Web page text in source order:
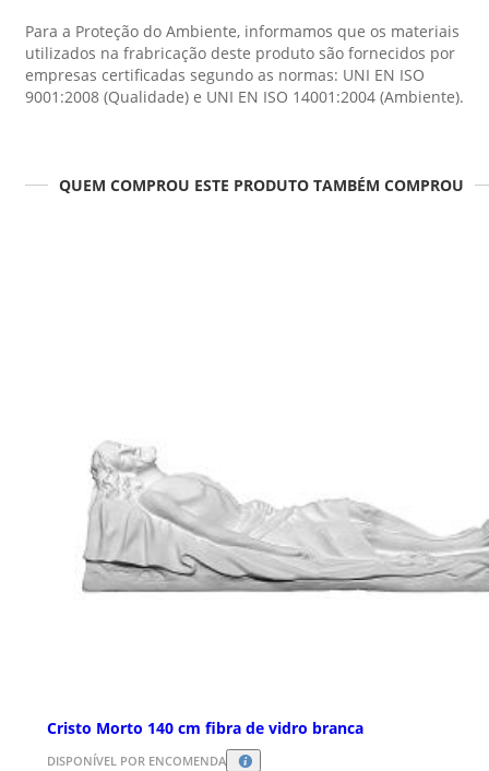
Para a Proteção do Ambiente, informamos que os materiais
utilizados na frabricação deste produto são fornecidos por
empresas certificadas segundo as normas: UNI EN ISO
9001:2008 (Qualidade) e UNI EN ISO 14001:2004 (Ambiente).
QUEM COMPROU ESTE PRODUTO TAMBÉM COMPROU
Cristo Morto 140 cm fibra de vidro branca
DISPONÍVEL POR ENCOMENDA